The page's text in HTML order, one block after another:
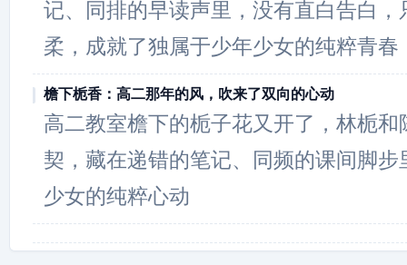
记、同排的早读声里，没有直白告白，
柔，成就了独属于少年少女的纯粹青春
檐下栀香：高二那年的风，吹来了双向的心动
高二教室檐下的栀子花又开了，林栀和
契，藏在递错的笔记、同频的课间脚
少女的纯粹心动